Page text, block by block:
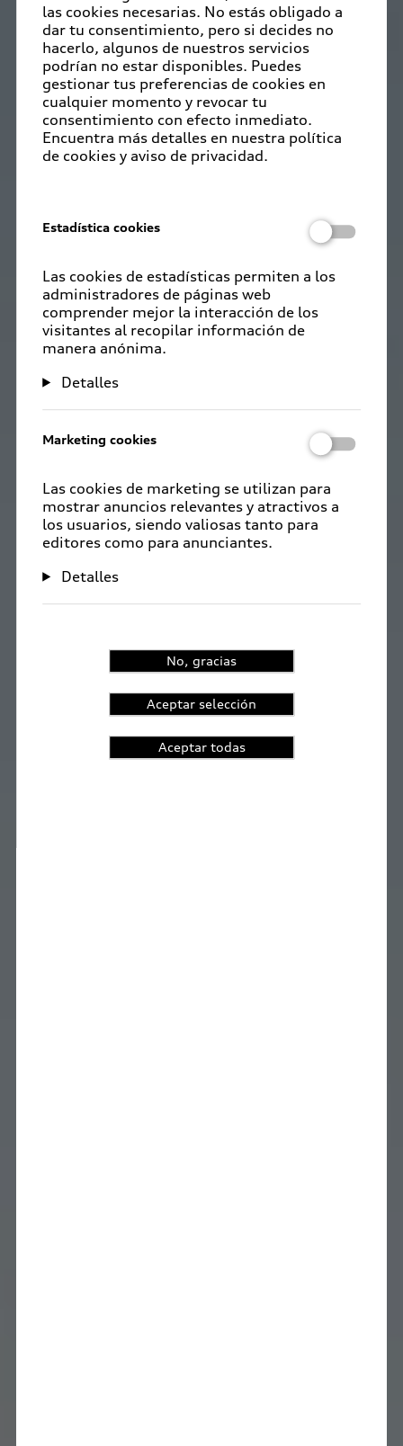
las cookies necesarias. No estás obligado a
dar tu consentimiento, pero si decides no
hacerlo, algunos de nuestros servicios
podrían no estar disponibles. Puedes
gestionar tus preferencias de cookies en
cualquier momento y revocar tu
consentimiento con efecto inmediato.
Encuentra más detalles en nuestra política
de cookies y aviso de privacidad.
Estadística cookies
Las cookies de estadísticas permiten a los
administradores de páginas web
comprender mejor la interacción de los
visitantes al recopilar información de
manera anónima.
Detalles
Marketing cookies
Las cookies de marketing se utilizan para
mostrar anuncios relevantes y atractivos a
los usuarios, siendo valiosas tanto para
editores como para anunciantes.
Detalles
No, gracias
Aceptar selección
Aceptar todas